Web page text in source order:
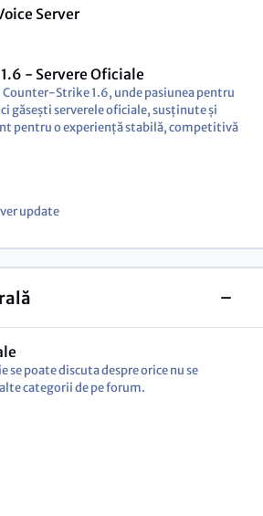
Server
- Servere Oficiale
Strike 1.6, unde pasiunea pentru
găsești serverele oficiale, susținute și
pentru o experiență stabilă, competitivă
se poate discuta despre orice nu se
categorii de pe forum.